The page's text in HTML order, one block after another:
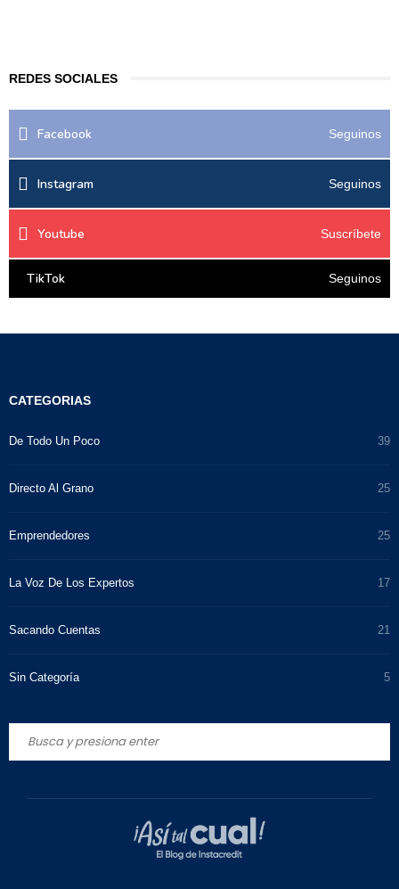
REDES SOCIALES
Facebook Seguinos
Instagram Seguinos
Youtube Suscríbete
TikTok Seguinos
CATEGORIAS
De Todo Un Poco 39
Directo Al Grano 25
Emprendedores 25
La Voz De Los Expertos 17
Sacando Cuentas 21
Sin Categoría 5